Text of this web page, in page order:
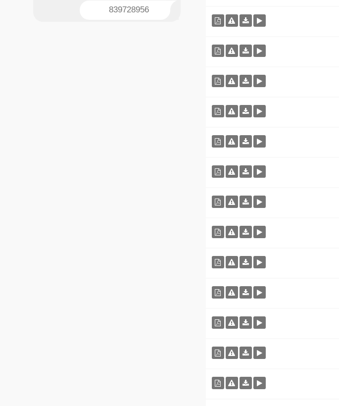
839728956